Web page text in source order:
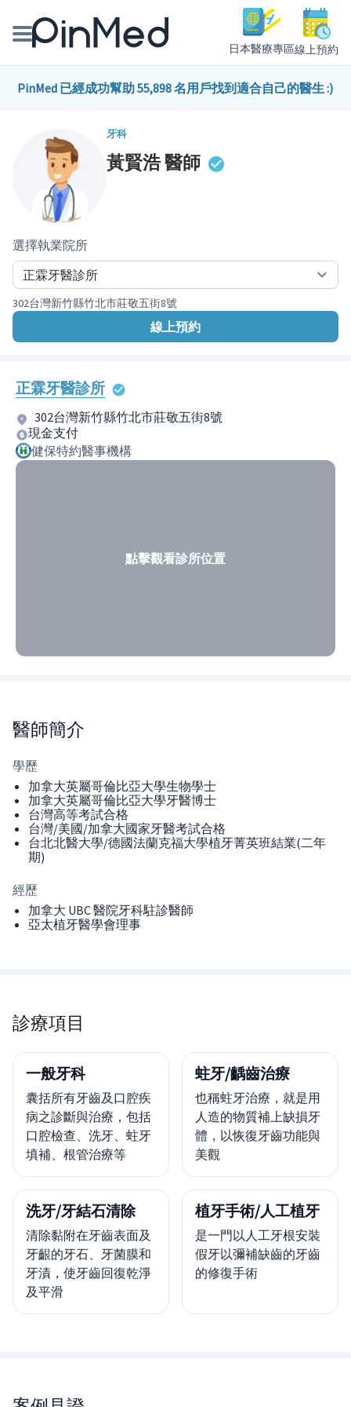
日本醫療專區線上預約
線上預約醫師、院所
健康主題館
PinMed 已經成功幫助 55,898 名用戶找到適合自己的醫生 :)
牙科
黃賢浩醫師
選擇執業院所
302台灣新竹縣竹北市莊敬五街8號
線上預約
正霖牙醫診所
302台灣新竹縣竹北市莊敬五街8號
現金支付
健保特約醫事機構
點擊觀看診所位置
醫師簡介
學歷
加拿大英屬哥倫比亞大學生物學士
加拿大英屬哥倫比亞大學牙醫博士
台灣高等考試合格
台灣/美國/加拿大國家牙醫考試合格
台北北醫大學/德國法蘭克福大學植牙菁英班結業(二年
期)
經歷
加拿大 UBC 醫院牙科駐診醫師
亞太植牙醫學會理事
診療項目
一般牙科
囊括所有牙齒及口腔疾
病之診斷與治療，包括
口腔檢查、洗牙、蛀牙
填補、根管治療等
蛀牙/齲齒治療
也稱蛀牙治療，就是用
人造的物質補上缺損牙
體，以恢復牙齒功能與
美觀
洗牙/牙結石清除
清除黏附在牙齒表面及
牙齦的牙石、牙菌膜和
牙漬，使牙齒回復乾淨
及平滑
植牙手術/人工植牙
是一門以人工牙根安裝
假牙以彌補缺齒的牙齒
的修復手術